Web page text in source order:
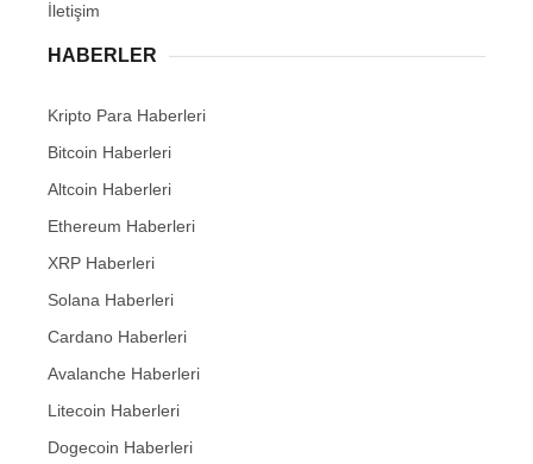
İletişim
HABERLER
Kripto Para Haberleri
Bitcoin Haberleri
Altcoin Haberleri
Ethereum Haberleri
XRP Haberleri
Solana Haberleri
Cardano Haberleri
Avalanche Haberleri
Litecoin Haberleri
Dogecoin Haberleri